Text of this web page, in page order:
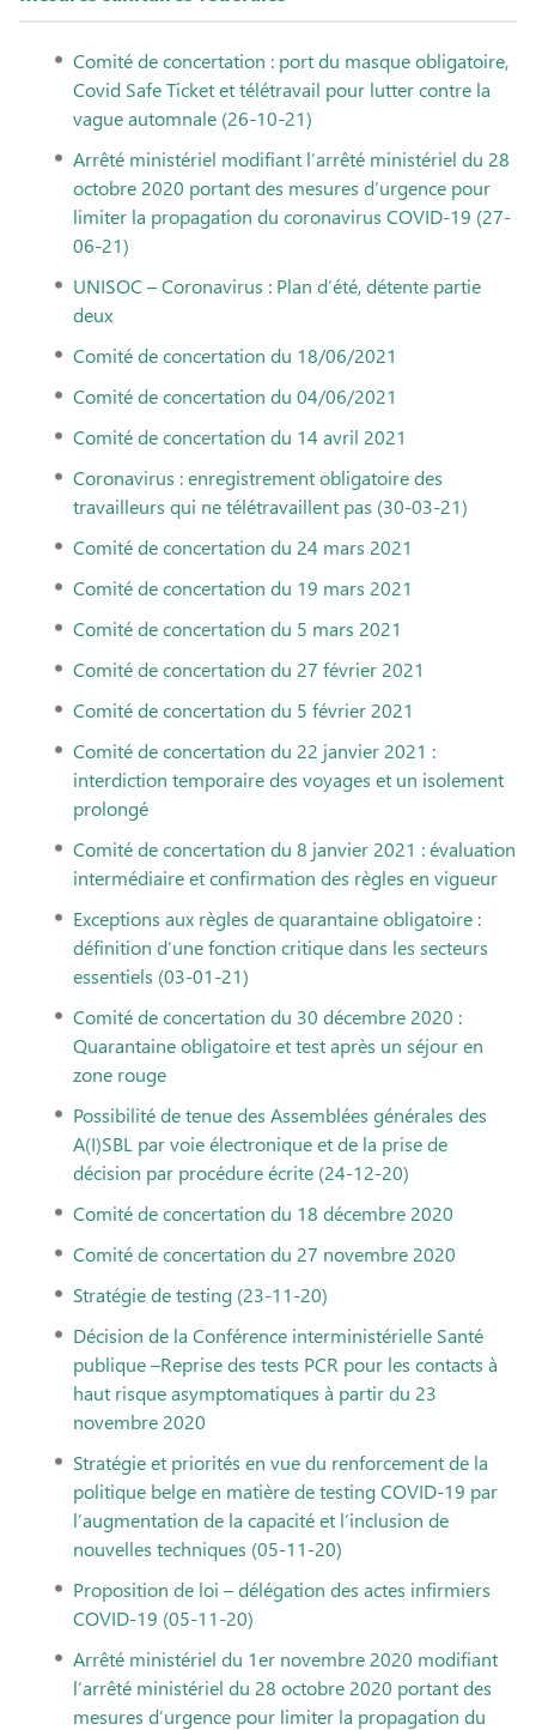
Comité de concertation : port du masque obligatoire,
Covid Safe Ticket et télétravail pour lutter contre la
vague automnale (26-10-21)
Arrêté ministériel modifiant l’arrêté ministériel du 28
octobre 2020 portant des mesures d’urgence pour
limiter la propagation du coronavirus COVID-19 (27-
06-21)
UNISOC – Coronavirus : Plan d’été, détente partie
deux
Comité de concertation du 18/06/2021
Comité de concertation du 04/06/2021
Comité de concertation du 14 avril 2021
Coronavirus : enregistrement obligatoire des
travailleurs qui ne télétravaillent pas (30-03-21)
Comité de concertation du 24 mars 2021
Comité de concertation du 19 mars 2021
Comité de concertation du 5 mars 2021
Comité de concertation du 27 février 2021
Comité de concertation du 5 février 2021
Comité de concertation du 22 janvier 2021 :
interdiction temporaire des voyages et un isolement
prolongé
Comité de concertation du 8 janvier 2021 : évaluation
intermédiaire et confirmation des règles en vigueur
Exceptions aux règles de quarantaine obligatoire :
définition d’une fonction critique dans les secteurs
essentiels (03-01-21)
Comité de concertation du 30 décembre 2020 :
Quarantaine obligatoire et test après un séjour en
zone rouge
Possibilité de tenue des Assemblées générales des
A(I)SBL par voie électronique et de la prise de
décision par procédure écrite (24-12-20)
Comité de concertation du 18 décembre 2020
Comité de concertation du 27 novembre 2020
Stratégie de testing (23-11-20)
Décision de la Conférence interministérielle Santé
publique –Reprise des tests PCR pour les contacts à
haut risque asymptomatiques à partir du 23
novembre 2020
Stratégie et priorités en vue du renforcement de la
politique belge en matière de testing COVID-19 par
l’augmentation de la capacité et l’inclusion de
nouvelles techniques (05-11-20)
Proposition de loi – délégation des actes infirmiers
COVID-19 (05-11-20)
Arrêté ministériel du 1er novembre 2020 modifiant
l’arrêté ministériel du 28 octobre 2020 portant des
mesures d’urgence pour limiter la propagation du